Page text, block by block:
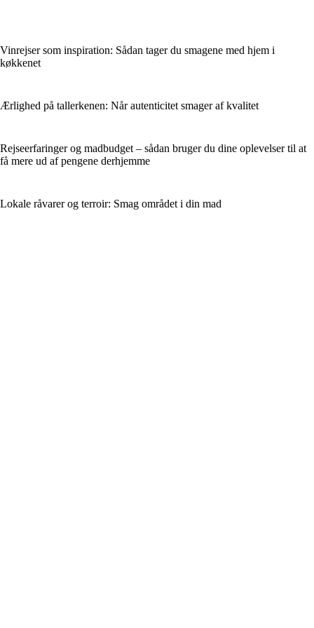
Vinrejser som inspiration: Sådan tager du smagene med hjem i
køkkenet
Ærlighed på tallerkenen: Når autenticitet smager af kvalitet
Rejseerfaringer og madbudget – sådan bruger du dine oplevelser til at
få mere ud af pengene derhjemme
Lokale råvarer og terroir: Smag området i din mad